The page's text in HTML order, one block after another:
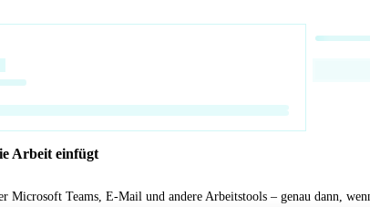
Arbeit einfügt
Microsoft Teams, E-Mail und andere Arbeitstools – genau dann,